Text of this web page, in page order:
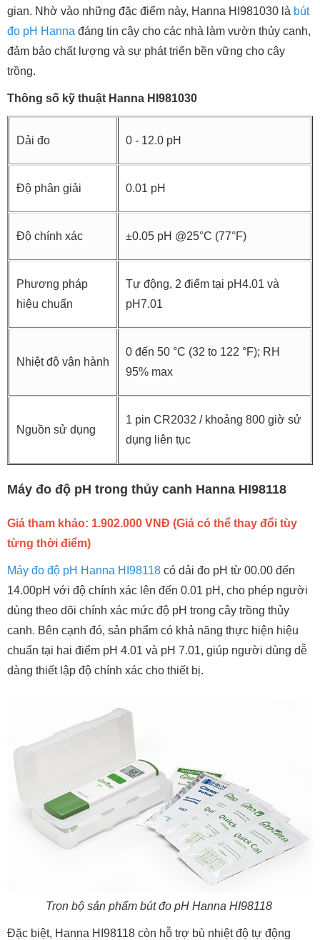
gian. Nhờ vào những đặc điểm này, Hanna HI981030 là bút
đo pH Hanna đáng tin cậy cho các nhà làm vườn thủy canh,
đảm bảo chất lượng và sự phát triển bền vững cho cây
trồng.
Thông số kỹ thuật Hanna HI981030
Dải đo 0 - 12.0 pH
Độ phân giải 0.01 pH
Độ chính xác ±0.05 pH @25°C (77°F)
Phương pháp
hiệu chuẩn
Tự động, 2 điểm tại pH4.01 và
pH7.01
Nhiệt độ vận hành
0 đến 50 °C (32 to 122 °F); RH
95% max
Nguồn sử dụng
1 pin CR2032 / khoảng 800 giờ sử
dụng liên tục
Máy đo độ pH trong thủy canh Hanna HI98118
Giá tham khảo: 1.902.000 VNĐ (Giá có thể thay đổi tùy
từng thời điểm)
Máy đo độ pH Hanna HI98118 có dải đo pH từ 00.00 đến
14.00pH với độ chính xác lên đến 0.01 pH, cho phép người
dùng theo dõi chính xác mức độ pH trong cây trồng thủy
canh. Bên cạnh đó, sản phẩm có khả năng thực hiện hiệu
chuẩn tại hai điểm pH 4.01 và pH 7.01, giúp người dùng dễ
dàng thiết lập độ chính xác cho thiết bị.
Trọn bộ sản phẩm bút đo pH Hanna HI98118
Đặc biệt, Hanna HI98118 còn hỗ trợ bù nhiệt độ tự động